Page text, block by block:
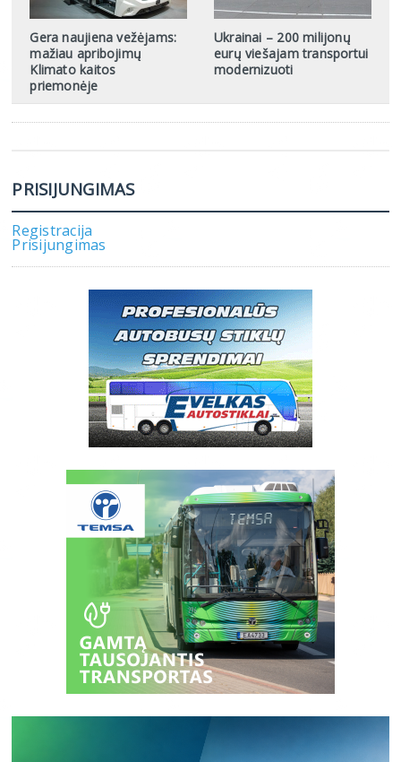
Gera naujiena vežėjams:
mažiau apribojimų
Klimato kaitos
priemonėje
Ukrainai – 200 milijonų
eurų viešajam transportui
modernizuoti
PRISIJUNGIMAS
Registracija
Prisijungimas